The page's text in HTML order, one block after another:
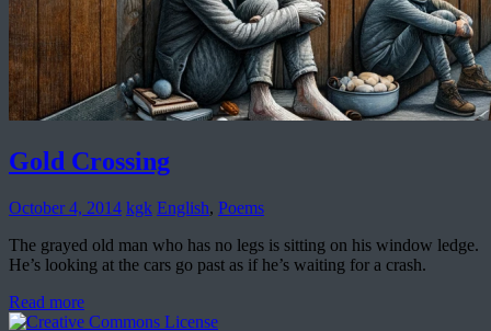
Gold Crossing
October 4, 2014 kgk English, Poems
The grayed old man who has no legs is sitting on his window ledge.
He’s looking at the cars go past as if he’s waiting for a crash.
Read more